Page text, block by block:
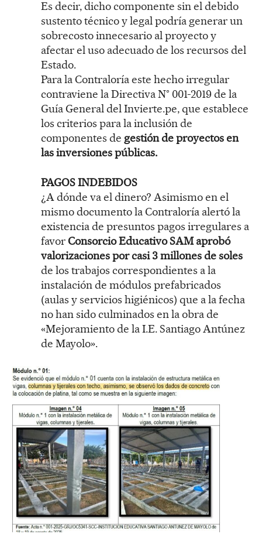
Es decir, dicho componente sin el debido
sustento técnico y legal podría generar un
sobrecosto innecesario al proyecto y
afectar el uso adecuado de los recursos del
Estado.
Para la Contraloría este hecho irregular
contraviene la Directiva N° 001-2019 de la
Guía General del Invierte.pe, que establece
los criterios para la inclusión de
componentes de gestión de proyectos en
las inversiones públicas.
PAGOS INDEBIDOS
¿A dónde va el dinero? Asimismo en el
mismo documento la Contraloría alertó la
existencia de presuntos pagos irregulares a
favorConsorcio Educativo SAM aprobó
valorizaciones por casi 3 millones de soles
de los trabajos correspondientes a la
instalación de módulos prefabricados
(aulas y servicios higiénicos) que a la fecha
no han sido culminados en la obra de
«Mejoramiento de la I.E. Santiago Antúnez
de Mayolo».